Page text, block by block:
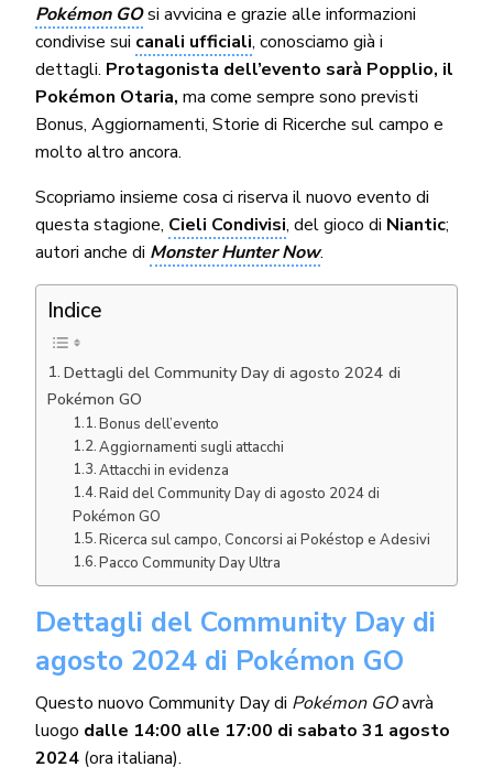
Pokémon GOsi avvicina e grazie alle informazioni
condivise sui canali ufficiali, conosciamo già i
dettagli. Protagonista dell’evento sarà Popplio, il
Pokémon Otaria, ma come sempre sono previsti
Bonus, Aggiornamenti, Storie di Ricerche sul campo e
molto altro ancora.
Scopriamo insieme cosa ci riserva il nuovo evento di
questa stagione, Cieli Condivisi, del gioco di Niantic;
autori anche di Monster Hunter Now.
Indice
Dettagli del Community Day di agosto 2024 di
Pokémon GO
Bonus dell’evento
Aggiornamenti sugli attacchi
Attacchi in evidenza
Raid del Community Day di agosto 2024 di
Pokémon GO
Ricerca sul campo, Concorsi ai Pokéstop e Adesivi
Pacco Community Day Ultra
Dettagli del Community Day di
agosto 2024 di Pokémon GO
Questo nuovo Community Day di Pokémon GOavrà
luogo dalle 14:00 alle 17:00 di sabato 31 agosto
2024(ora italiana).